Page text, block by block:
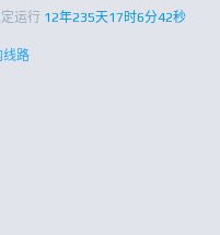
运行 12年235天17时6分42秒
线路